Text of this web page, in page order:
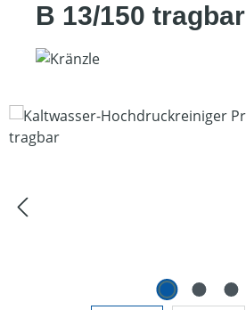
B 13/150 tragbar
Bildergalerie überspringen